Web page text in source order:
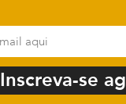
Inscreva-se